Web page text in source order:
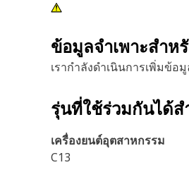
ข้อมูลจำเพาะสำห
เรากำลังดำเนินการเพิ่มข้
รุ่นที่ใช้ร่วมกันได้
เครื่องยนต์อุตสาหกรรม
C13